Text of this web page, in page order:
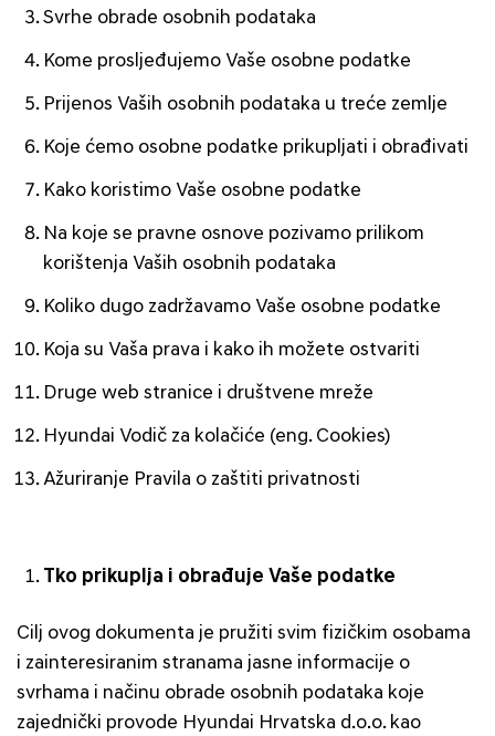
Svrhe obrade osobnih podataka
Kome prosljeđujemo Vaše osobne podatke
Prijenos Vaših osobnih podataka u treće zemlje
Koje ćemo osobne podatke prikupljati i obrađivati
Kako koristimo Vaše osobne podatke
Na koje se pravne osnove pozivamo prilikom
korištenja Vaših osobnih podataka
Koliko dugo zadržavamo Vaše osobne podatke
Koja su Vaša prava i kako ih možete ostvariti
Druge web stranice i društvene mreže
Hyundai Vodič za kolačiće (eng. Cookies)
Ažuriranje Pravila o zaštiti privatnosti
Tko prikuplja i obrađuje Vaše podatke
Cilj ovog dokumenta je pružiti svim fizičkim osobama
i zainteresiranim stranama jasne informacije o
svrhama i načinu obrade osobnih podataka koje
zajednički provode Hyundai Hrvatska d.o.o. kao